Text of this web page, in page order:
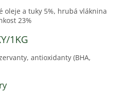
oleje a tuky 5%, hrubá vláknina
23%
1KG
antioxidanty (BHA,